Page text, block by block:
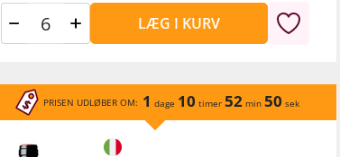
LÆG I KURV
PRISEN UDLØBER OM: 1 dage 10 timer 52 min 50 sek